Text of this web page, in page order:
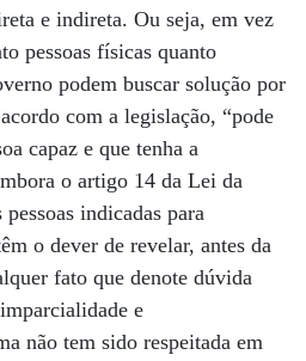
e indireta. Ou seja, em vez
pessoas físicas quanto
podem buscar solução por
com a legislação, “pode
capaz e que tenha a
o artigo 14 da Lei da
indicadas para
o dever de revelar, antes da
fato que denote dúvida
e
não tem sido respeitada em